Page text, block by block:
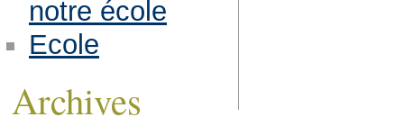
notre école
Ecole
Archives